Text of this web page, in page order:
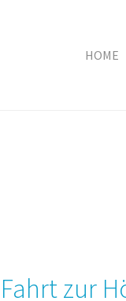
HOME
Fahrt zur